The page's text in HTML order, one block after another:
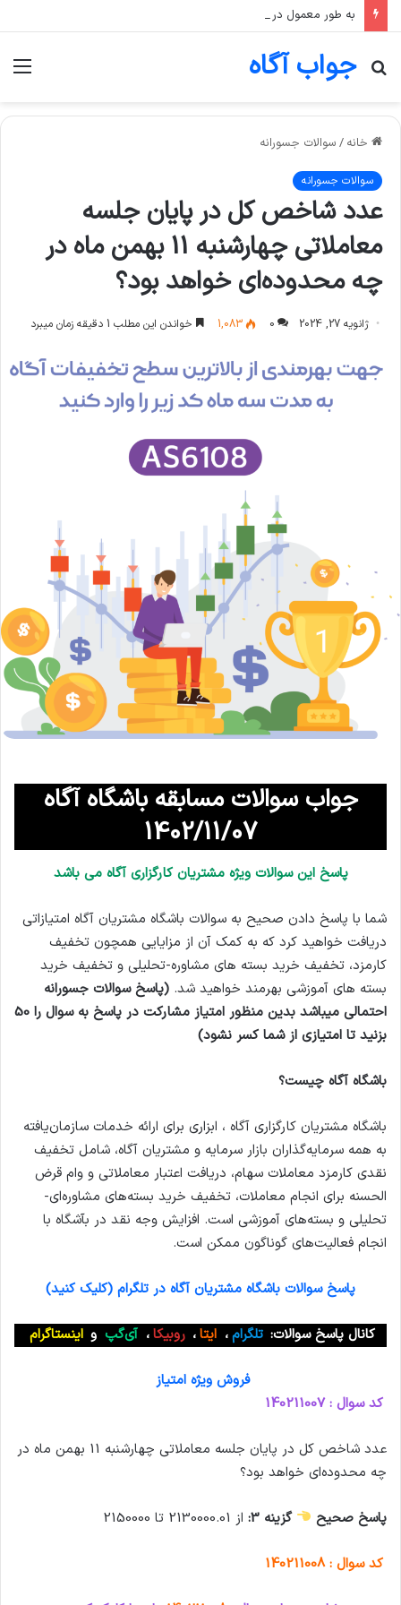
جواب آگاه
جستجو
خانه / سوالات جسورانه
سوالات جسورانه
عدد شاخص کل در پایان جلسه
معاملاتی چهارشنبه 11 بهمن ماه در
چه محدوده‌ای خواهد بود؟
ژانویه 27, 2024 0
1,083 خواندن این مطلب 1 دقیقه زمان میبرد
جواب سوالات مسابقه باشگاه آگاه
1402/11/07
پاسخ این سوالات ویژه مشتریان کارگزاری آگاه می باشد
شما با پاسخ دادن صحیح به سوالات باشگاه مشتریان آگاه امتیازاتی
دریافت خواهید کرد که به کمک آن از مزایایی همچون تخفیف
کارمزد، تخفیف خرید بسته های مشاوره-تحلیلی و تخفیف خرید
بسته های آموزشی بهرمند خواهید شد. (پاسخ سوالات جسورانه
احتمالی میباشد بدین منظور امتیاز مشارکت در پاسخ به سوال را 50
بزنید تا امتیازی از شما کسر نشود)
باشگاه آگاه چیست؟
باشگاه مشتریان کارگزاری آگاه ، ابزاری برای ارائه خدمات سازمان‌یافته
به همه سرمایه‌گذاران بازار سرمایه و مشتریان آگاه، شامل تخفیف
نقدی کارمزد معاملات سهام، دریافت اعتبار معاملاتی و وام قرض
الحسنه برای انجام معاملات، تخفیف خرید بسته‌های مشاوره‌ای-
تحلیلی و بسته‌های آموزشی است. افزایش وجه نقد در بآشگاه با
انجام فعالیت‌های گوناگون ممکن است.
پاسخ سوالات باشگاه مشتریان آگاه در تلگرام (کلیک کنید)
کانال پاسخ سوالات: تلگرام، ایتا، روبیکا، آی‌گپ و اینستاگرام
فروش ویژه امتیاز
کد سوال : 140211007
عدد شاخص کل در پایان جلسه معاملاتی چهارشنبه 11 بهمن ماه در
چه محدوده‌ای خواهد بود؟
پاسخ صحیح گزینه 3: از 2130000.01 تا 2150000
کد سوال : 140211008